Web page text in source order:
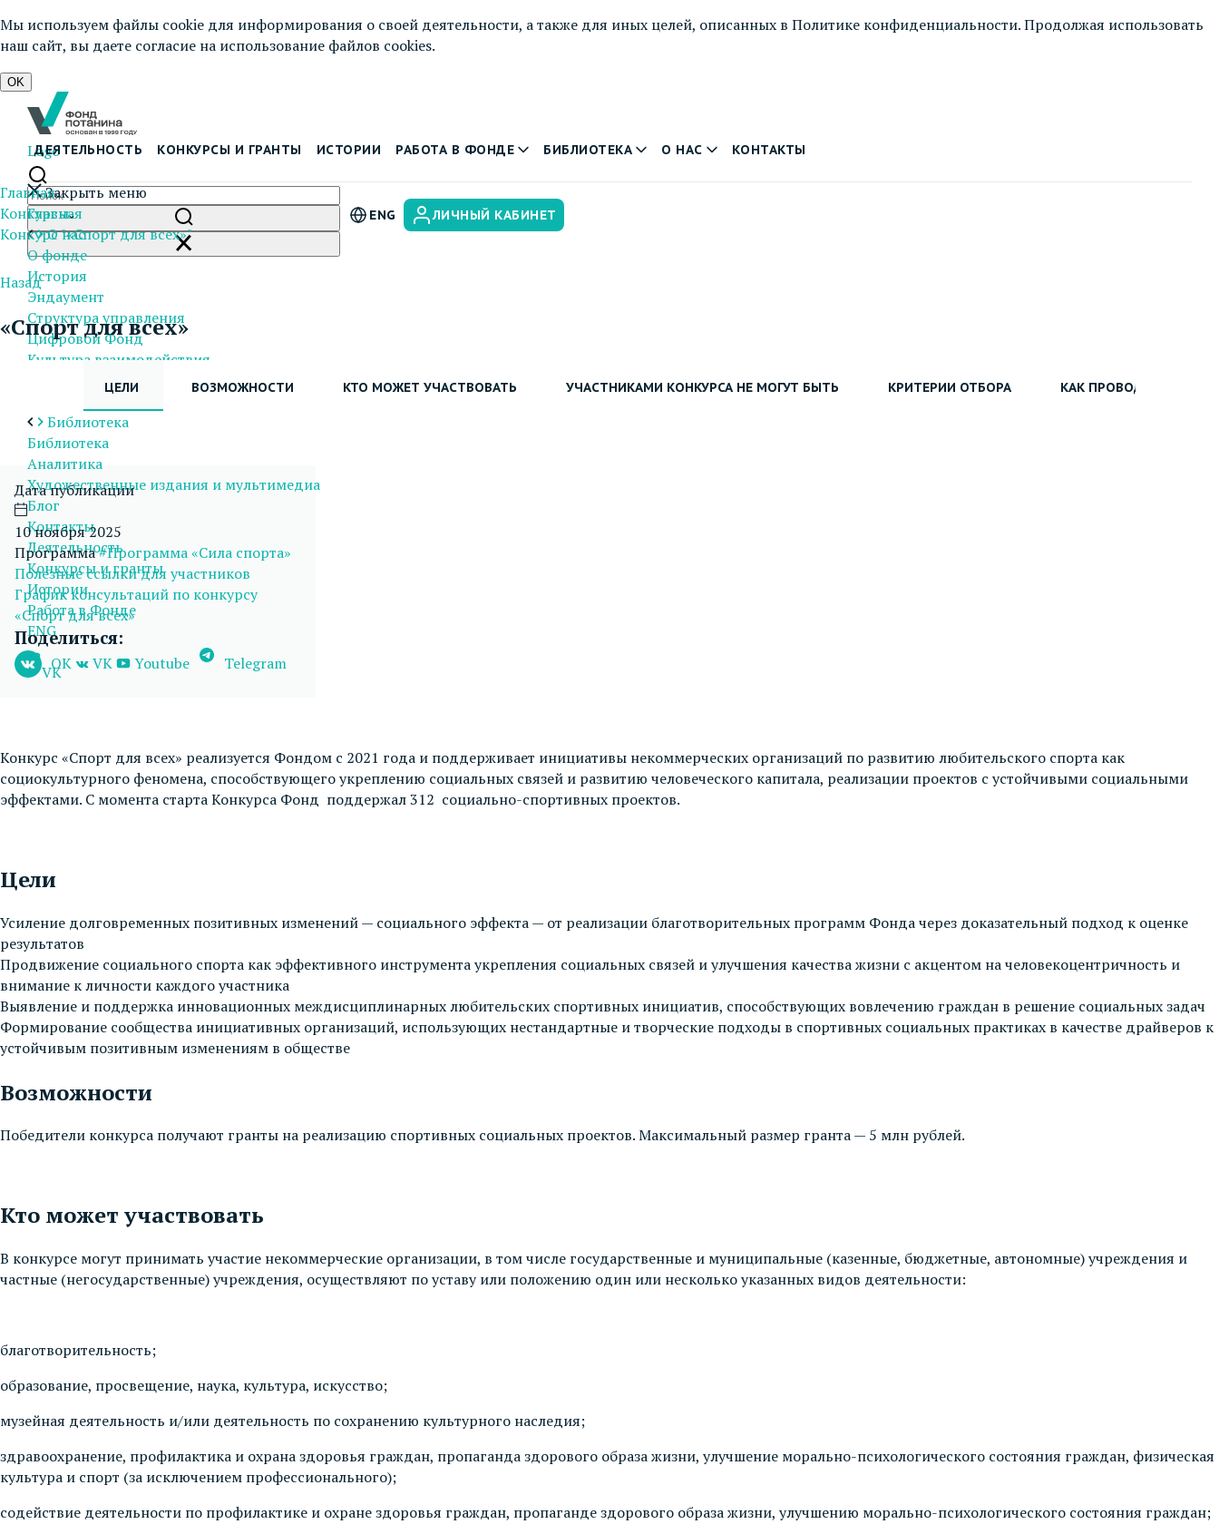
Мы используем файлы cookie для информирования о своей деятельности, а также для иных целей, описанных в Политике конфиденциальности. Продолжая использовать
наш сайт, вы даете согласие на использование файлов cookies.
OK
Logo
ДЕЯТЕЛЬНОСТЬ КОНКУРСЫ И ГРАНТЫ ИСТОРИИ РАБОТА В ФОНДЕ БИБЛИОТЕКА О НАС КОНТАКТЫ
ENG ЛИЧНЫЙ КАБИНЕТ
Закрыть меню
Главная
О нас
О фонде
История
Эндаумент
Структура управления
Цифровой Фонд
Культура взаимодействия
Документы и отчеты
Библиотека
Библиотека
Аналитика
Художественные издания и мультимедиа
Блог
Контакты
Деятельность
Конкурсы и гранты
Истории
Работа в Фонде
ENG
OK
VK Youtube Telegram
Главная
Конкурсы
Конкурс "«Спорт для всех»"
Назад
«Спорт для всех»
ЦЕЛИ ВОЗМОЖНОСТИ КТО МОЖЕТ УЧАСТВОВАТЬ УЧАСТНИКАМИ КОНКУРСА НЕ МОГУТ БЫТЬ КРИТЕРИИ ОТБОРА КАК ПРОВОДИТСЯ
Дата публикации
10 ноября 2025
Программа#Программа «Сила спорта»
Полезные ссылки для участников
График консультаций по конкурсу
«Спорт для всех»
Поделиться:
VK
Конкурс «Спорт для всех» реализуется Фондом с 2021 года и поддерживает инициативы некоммерческих организаций по развитию любительского спорта как
социокультурного феномена, способствующего укреплению социальных связей и развитию человеческого капитала, реализации проектов с устойчивыми социальными
эффектами. С момента старта Конкурса Фонд поддержал 312 социально-спортивных проектов.
Цели
Усиление долговременных позитивных изменений — социального эффекта — от реализации благотворительных программ Фонда через доказательный подход к оценке
результатов
Продвижение социального спорта как эффективного инструмента укрепления социальных связей и улучшения качества жизни с акцентом на человекоцентричность и
внимание к личности каждого участника
Выявление и поддержка инновационных междисциплинарных любительских спортивных инициатив, способствующих вовлечению граждан в решение социальных задач
Формирование сообщества инициативных организаций, использующих нестандартные и творческие подходы в спортивных социальных практиках в качестве драйверов к
устойчивым позитивным изменениям в обществе
Возможности
Победители конкурса получают гранты на реализацию спортивных социальных проектов. Максимальный размер гранта — 5 млн рублей.
Кто может участвовать
В конкурсе могут принимать участие некоммерческие организации, в том числе государственные и муниципальные (казенные, бюджетные, автономные) учреждения и
частные (негосударственные) учреждения, осуществляют по уставу или положению один или несколько указанных видов деятельности:
благотворительность;
образование, просвещение, наука, культура, искусство;
музейная деятельность и/или деятельность по сохранению культурного наследия;
здравоохранение, профилактика и охрана здоровья граждан, пропаганда здорового образа жизни, улучшение морально-психологического состояния граждан, физическая
культура и спорт (за исключением профессионального);
содействие деятельности по профилактике и охране здоровья граждан, пропаганде здорового образа жизни, улучшению морально-психологического состояния граждан;